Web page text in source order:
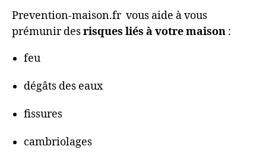
Prevention-maison.fr vous aide à vous
prémunir desrisques liés à votre maison :
feu
dégâts des eaux
fissures
cambriolages